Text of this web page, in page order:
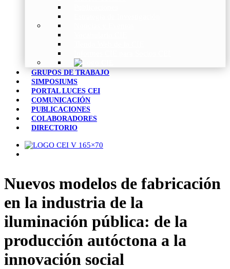
GRUPOS DE TRABAJO
SIMPOSIUMS
PORTAL LUCES CEI
COMUNICACIÓN
PUBLICACIONES
COLABORADORES
DIRECTORIO
Nuevos modelos de fabricación
en la industria de la
iluminación pública: de la
producción autóctona a la
innovación social